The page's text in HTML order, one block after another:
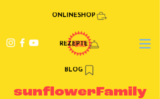
REZEPTE
BLOG
ONLINESHOP
sunflowerFamily